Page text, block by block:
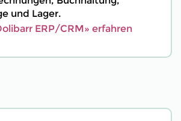
und Lager.
ERP/CRM» erfahren